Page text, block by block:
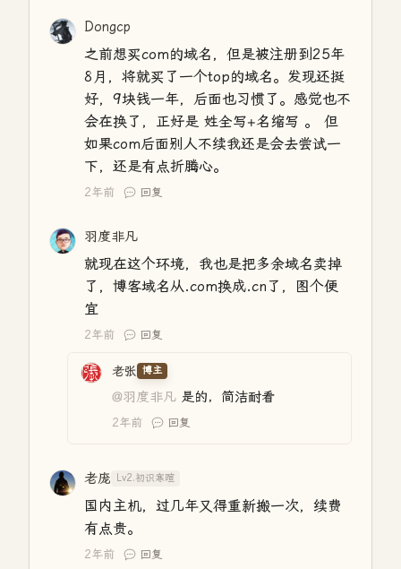
Dongcp
之前想买com的域名，但是被注册到25年
8月，将就买了一个top的域名。发现还挺
好，9块钱一年，后面也习惯了。感觉也不
会在换了，正好是 姓全写+名缩写 。 但
如果com后面别人不续我还是会去尝试一
下，还是有点折腾心。
2年前 回复
羽度非凡
就现在这个环境，我也是把多余域名卖掉
了，博客域名从.com换成.cn了，图个便
宜
2年前 回复
老张 博主
@羽度非凡 是的，简洁耐看
2年前 回复
老庞 Lv2.初识寒暄
国内主机，过几年又得重新搬一次，续费
有点贵。
2年前 回复